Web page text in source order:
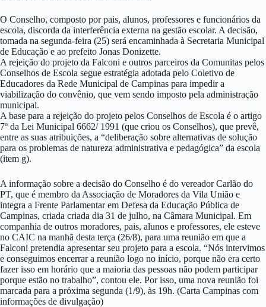
O Conselho, composto por pais, alunos, professores e funcionários da
escola, discorda da interferência externa na gestão escolar. A decisão,
tomada na segunda-feira (25) será encaminhada à Secretaria Municipal
de Educação e ao prefeito Jonas Donizette.
A rejeição do projeto da Falconi e outros parceiros da Comunitas pelos
Conselhos de Escola segue estratégia adotada pelo Coletivo de
Educadores da Rede Municipal de Campinas para impedir a
viabilização do convênio, que vem sendo imposto pela administração
municipal.
A base para a rejeição do projeto pelos Conselhos de Escola é o artigo
7º da Lei Municipal 6662/ 1991 (que criou os Conselhos), que prevê,
entre as suas atribuições, a “deliberação sobre alternativas de solução
para os problemas de natureza administrativa e pedagógica” da escola
(item g).
A informação sobre a decisão do Conselho é do vereador Carlão do
PT, que é membro da Associação de Moradores da Vila União e
integra a Frente Parlamentar em Defesa da Educação Pública de
Campinas, criada criada dia 31 de julho, na Câmara Municipal. Em
companhia de outros moradores, pais, alunos e professores, ele esteve
no CAIC na manhã desta terça (26/8), para uma reunião em que a
Falconi pretendia apresentar seu projeto para a escola. “Nós intervimos
e conseguimos encerrar a reunião logo no início, porque não era certo
fazer isso em horário que a maioria das pessoas não podem participar
porque estão no trabalho”, contou ele. Por isso, uma nova reunião foi
marcada para a próxima segunda (1/9), às 19h. (Carta Campinas com
informações de divulgação)